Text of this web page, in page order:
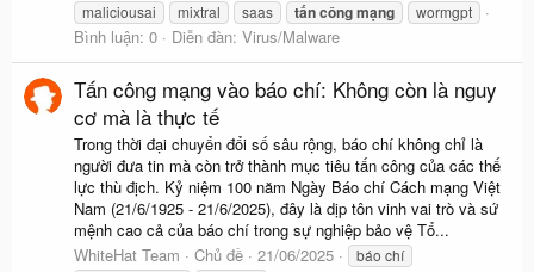
maliciousai
mixtral saas tấncôngmạng wormgpt
Bình luận: 0 Diễn đàn: Virus/Malware
Tấn công mạng vào báo chí: Không còn là nguy
cơ mà là thực tế
Trong thời đại chuyển đổi số sâu rộng, báo chí không chỉ là
người đưa tin mà còn trở thành mục tiêu tấn công của các thế
lực thù địch. Kỷ niệm 100 năm Ngày Báo chí Cách mạng Việt
Nam (21/6/1925 - 21/6/2025), đây là dịp tôn vinh vai trò và sứ
mệnh cao cả của báo chí trong sự nghiệp bảo vệ Tổ...
WhiteHat Team
Chủ đề 21/06/2025 báo chí